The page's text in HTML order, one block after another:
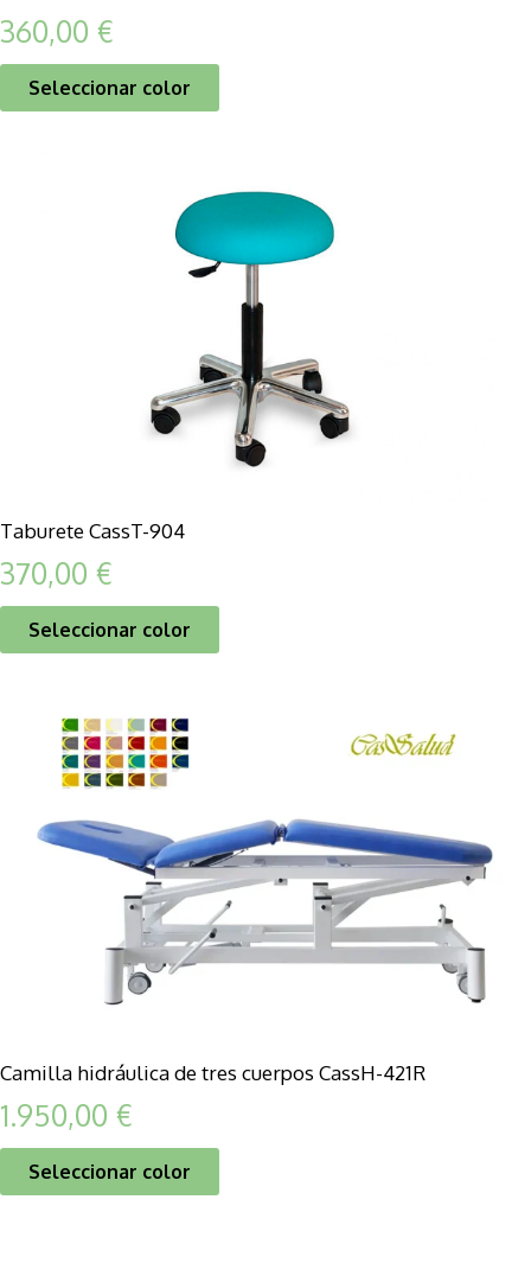
360,00 €
Seleccionar color
Taburete CassT-904
370,00 €
Seleccionar color
Camilla hidráulica de tres cuerpos CassH-421R
1.950,00 €
Seleccionar color